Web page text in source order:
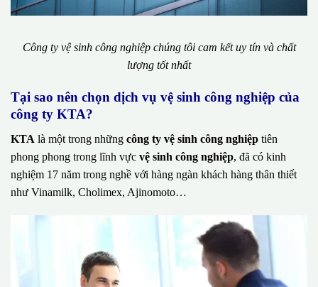
Công ty vệ sinh công nghiệp chúng tôi cam kết uy tín và chất
lượng tốt nhất
Tại sao nên chọn dịch vụ vệ sinh công nghiệp của
công ty KTA?
KTA là một trong những công ty vệ sinh công nghiệp tiên
phong phong trong lĩnh vực vệ sinh công nghiệp, đã có kinh
nghiệm 17 năm trong nghề với hàng ngàn khách hàng thân thiết
như Vinamilk, Cholimex, Ajinomoto…